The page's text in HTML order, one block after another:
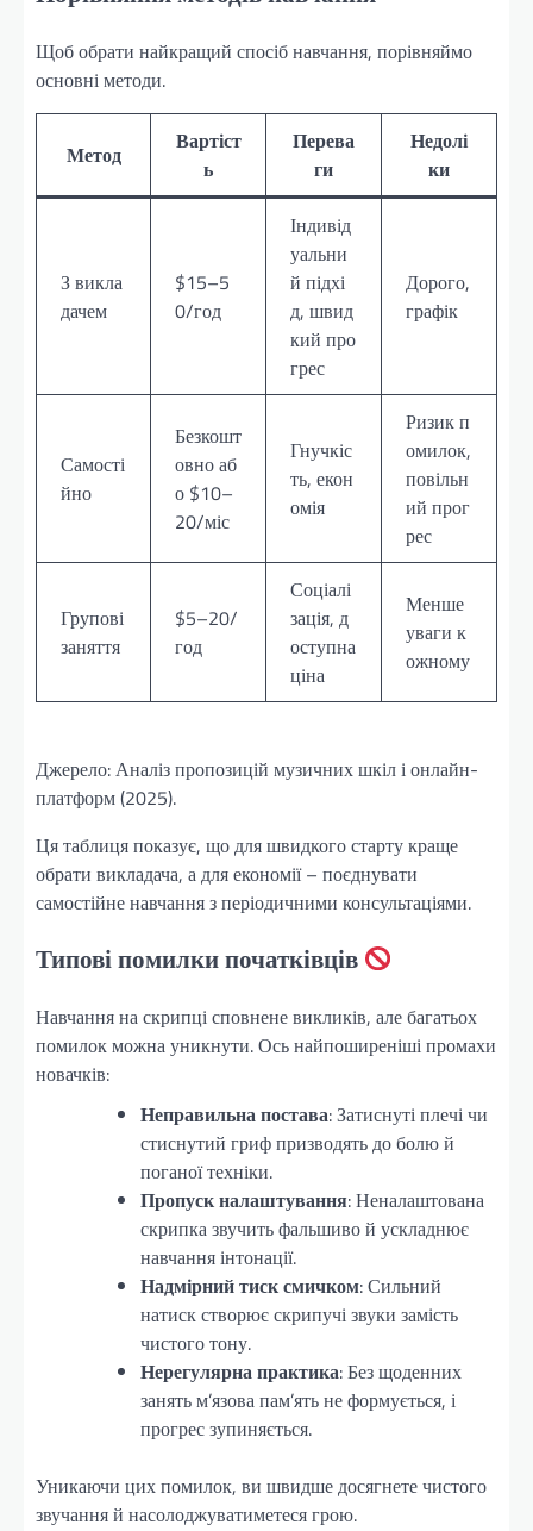
Щоб обрати найкращий спосіб навчання, порівняймо
основні методи.
Метод
Вартіст
ь
Перева
ги
Недолі
ки
З викла
дачем
$15–5
0/год
Індивід
уальни
й підхі
д, швид
кий про
грес
Дорого,
графік
Самості
йно
Безкошт
овно аб
о $10–
20/міс
Гнучкіс
ть, екон
омія
Ризик п
омилок,
повільн
ий прог
рес
Групові
заняття
$5–20/
год
Соціалі
зація, д
оступна
ціна
Менше
уваги к
ожному
Джерело: Аналіз пропозицій музичних шкіл і онлайн-
платформ (2025).
Ця таблиця показує, що для швидкого старту краще
обрати викладача, а для економії – поєднувати
самостійне навчання з періодичними консультаціями.
Типові помилки початківців
Навчання на скрипці сповнене викликів, але багатьох
помилок можна уникнути. Ось найпоширеніші промахи
новачків:
Неправильна постава: Затиснуті плечі чи
стиснутий гриф призводять до болю й
поганої техніки.
Пропуск налаштування: Неналаштована
скрипка звучить фальшиво й ускладнює
навчання інтонації.
Надмірний тиск смичком: Сильний
натиск створює скрипучі звуки замість
чистого тону.
Нерегулярна практика: Без щоденних
занять м’язова пам’ять не формується, і
прогрес зупиняється.
Уникаючи цих помилок, ви швидше досягнете чистого
звучання й насолоджуватиметеся грою.